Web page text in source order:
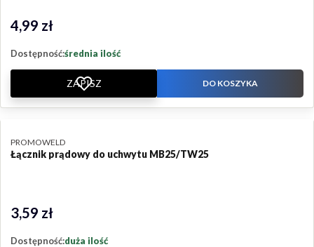
Cena
4,99 zł
Dostępność:średnia ilość
ZAPISZ DO KOSZYKA
Łącznik prądowy do uchwytu MB25/TW25
PRODUCENT
PROMOWELD
Cena
3,59 zł
Dostępność:duża ilość